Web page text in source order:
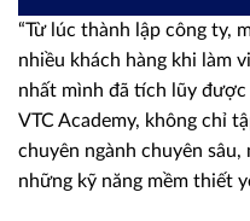
“Từ lúc thành lập công ty,
nhiều khách hàng khi làm
nhất mình đã tích lũy
VTC Academy, không chỉ
chuyên ngành chuyên
những kỹ năng mềm thiết